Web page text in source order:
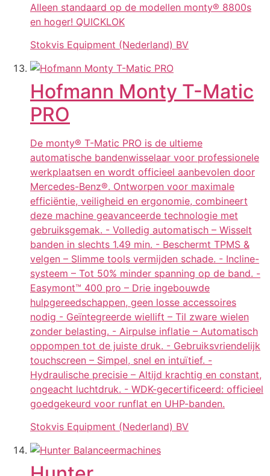
Alleen standaard op de modellen monty® 8800s
en hoger! QUICKLOK
Stokvis Equipment (Nederland) BV
Hofmann Monty T-Matic
PRO
De monty® T-Matic PRO is de ultieme
automatische bandenwisselaar voor professionele
werkplaatsen en wordt officieel aanbevolen door
Mercedes-Benz®. Ontworpen voor maximale
efficiëntie, veiligheid en ergonomie, combineert
deze machine geavanceerde technologie met
gebruiksgemak. - Volledig automatisch – Wisselt
banden in slechts 1.49 min. - Beschermt TPMS &
velgen – Slimme tools vermijden schade. - Incline-
systeem – Tot 50% minder spanning op de band. -
Easymont™ 400 pro – Drie ingebouwde
hulpgereedschappen, geen losse accessoires
nodig - Geïntegreerde wiellift – Til zware wielen
zonder belasting. - Airpulse inflatie – Automatisch
oppompen tot de juiste druk. - Gebruiksvriendelijk
touchscreen – Simpel, snel en intuïtief. -
Hydraulische precisie – Altijd krachtig en constant,
ongeacht luchtdruk. - WDK-gecertificeerd: officieel
goedgekeurd voor runflat en UHP-banden.
Stokvis Equipment (Nederland) BV